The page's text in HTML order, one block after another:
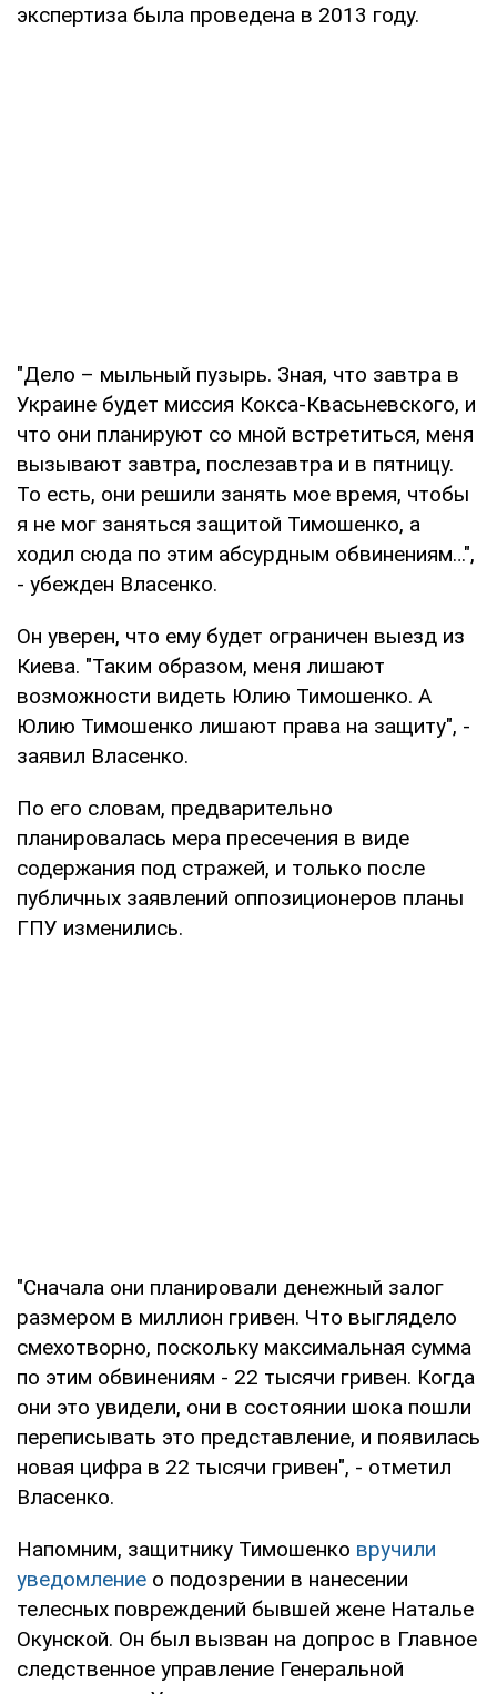
экспертиза была проведена в 2013 году.
"Дело – мыльный пузырь. Зная, что завтра в
Украине будет миссия Кокса-Квасьневского, и
что они планируют со мной встретиться, меня
вызывают завтра, послезавтра и в пятницу.
То есть, они решили занять мое время, чтобы
я не мог заняться защитой Тимошенко, а
ходил сюда по этим абсурдным обвинениям…",
- убежден Власенко.
Он уверен, что ему будет ограничен выезд из
Киева. "Таким образом, меня лишают
возможности видеть Юлию Тимошенко. А
Юлию Тимошенко лишают права на защиту", -
заявил Власенко.
По его словам, предварительно
планировалась мера пресечения в виде
содержания под стражей, и только после
публичных заявлений оппозиционеров планы
ГПУ изменились.
"Сначала они планировали денежный залог
размером в миллион гривен. Что выглядело
смехотворно, поскольку максимальная сумма
по этим обвинениям - 22 тысячи гривен. Когда
они это увидели, они в состоянии шока пошли
переписывать это представление, и появилась
новая цифра в 22 тысячи гривен", - отметил
Власенко.
Напомним, защитнику Тимошенко вручили
уведомление о подозрении в нанесении
телесных повреждений бывшей жене Наталье
Окунской. Он был вызван на допрос в Главное
следственное управление Генеральной